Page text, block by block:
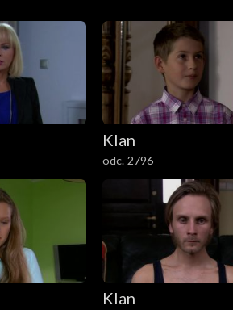
Klan
odc. 2796
Klan